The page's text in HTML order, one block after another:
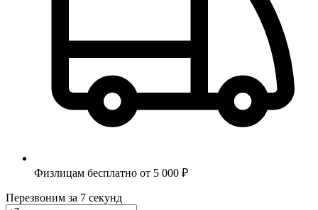
Физлицам бесплатно от 5 000 ₽
Перезвоним за 7 секунд